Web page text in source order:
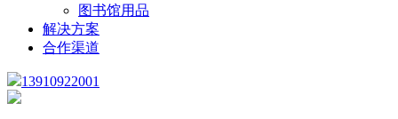
图书馆用品
解决方案
合作渠道
13910922001